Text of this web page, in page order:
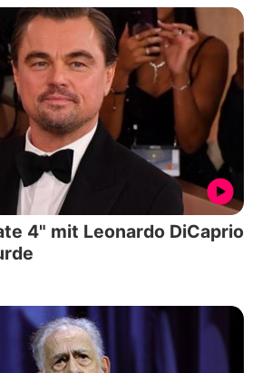
4" mit Leonardo DiCaprio